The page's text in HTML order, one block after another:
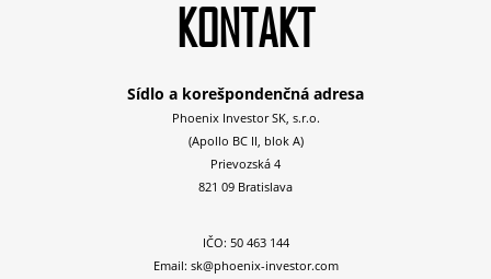
KONTAKT
Sídlo a korešpondenčná adresa
Phoenix Investor SK, s.r.o.
(Apollo BC II, blok A)
Prievozská 4
821 09 Bratislava
IČO: 50 463 144
Email: sk@phoenix-investor.com